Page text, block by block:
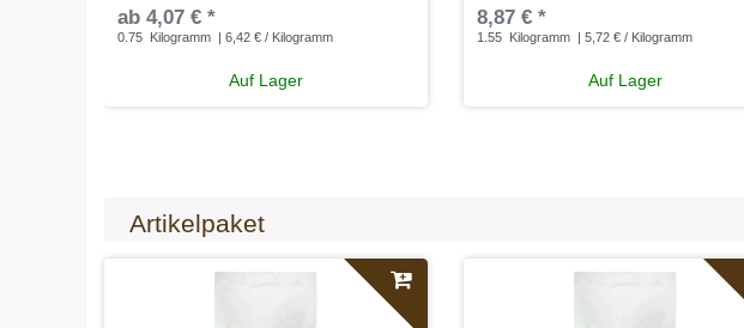
ab 4,07 € *
0.75 Kilogramm | 6,42 € / Kilogramm
Auf Lager
8,87 € *
1.55 Kilogramm | 5,72 € / Kilogramm
Auf Lager
Artikelpaket